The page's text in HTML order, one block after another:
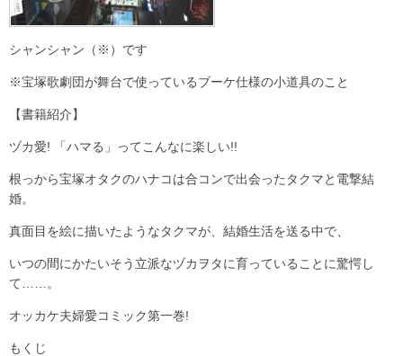
シャンシャン（※）です
※宝塚歌劇団が舞台で使っているブーケ仕様の小道具のこと
【書籍紹介】
ヅカ愛! 「ハマる」ってこんなに楽しい!!
根っから宝塚オタクのハナコは合コンで出会ったタクマと電撃結
婚。
真面目を絵に描いたようなタクマが、結婚生活を送る中で、
いつの間にかたいそう立派なヅカヲタに育っていることに驚愕し
て……。
オッカケ夫婦愛コミック第一巻!
もくじ